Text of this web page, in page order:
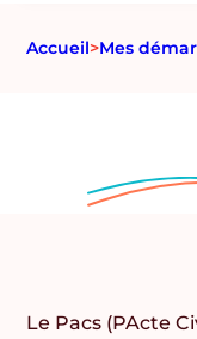
Accueil>Mes
Le Pacs (PActe